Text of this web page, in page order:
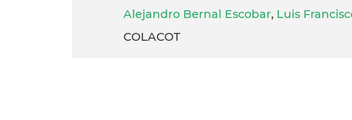
Alejandro Bernal Escobar, Luis
COLACOT